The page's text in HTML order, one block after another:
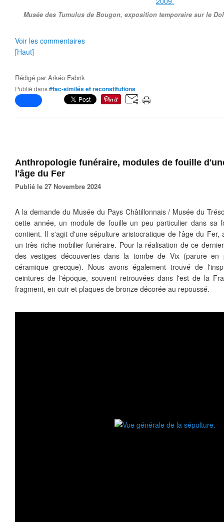
Musée des Tumulus de Bougon, exposition temporaire sur le
Voir les commentaires
[Haut]
Rédigé parArkéo Fabrik
Publié dans#fac-similés et reconstitutions
Anthropologie funéraire, modules de fouille
l'âge du Fer
Publié le 27 Novembre 2024
A la demande du Musée du Pays Châtillonnais / Musée du
cette année, un module de fouille un peu particulier dans sa
contient. Il s'agit d'une sépulture aristocratique de l'âge du Fer,
un très riche mobilier funéraire. Pour la réalisation de ce
des vestiges découvertes dans la tombe de Vix (parure
céramique grecque). Nous avons également trouvé de
ceintures de l'époque, souvent retrouvées dans l'est de la
fragment, en cuir et plaques de bronze décorée au repoussé.